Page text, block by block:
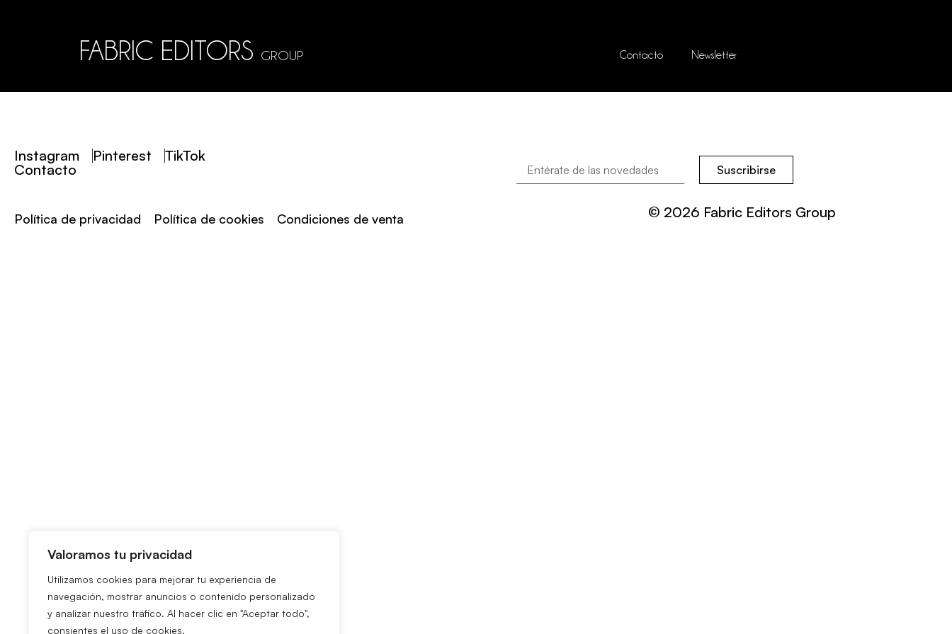
Valoramos tu privacidad
Utilizamos cookies para mejorar tu experiencia de
navegación, mostrar anuncios o contenido personalizado
y analizar nuestro tráfico. Al hacer clic en "Aceptar todo",
consientes el uso de cookies.
FABRIC EDITORS GROUP Contacto Newsletter
Instagram Pinterest
TikTok
Contacto
Política de privacidad Política de cookies Condiciones de venta
Suscribirse
© 2026 Fabric Editors Group